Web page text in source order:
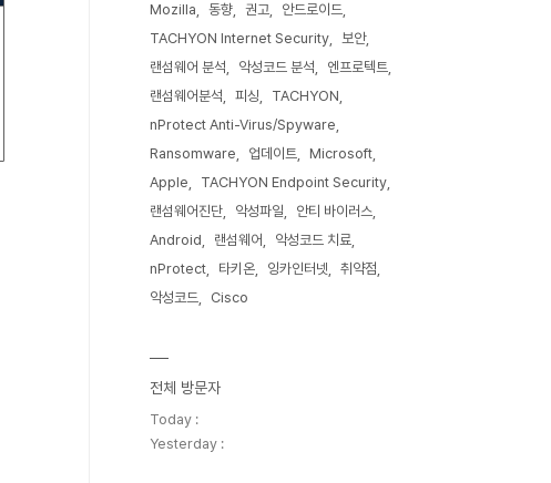
Mozilla 동향 권고
안드로이드
TACHYON Internet Security
보안
랜섬웨어 분석
악성코드 분석
엔프로텍트
랜섬웨어분석
피싱
TACHYON
nProtect Anti-Virus/Spyware
Ransomware
업데이트
Microsoft
Apple
TACHYON Endpoint Security
랜섬웨어진단
악성파일
안티 바이러스
Android
랜섬웨어
악성코드 치료
nProtect
타키온 잉카인터넷
취약점
악성코드
Cisco
전체 방문자
Today :
Yesterday :